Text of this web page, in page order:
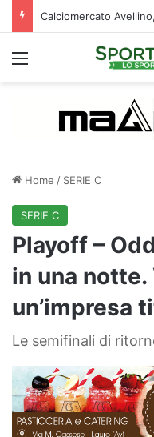
Menu
Home / SERIE C
SERIE C
Playoff –
in una notte.
un’impresa
Le semifinali di